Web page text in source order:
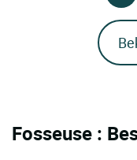
Fosseuse :